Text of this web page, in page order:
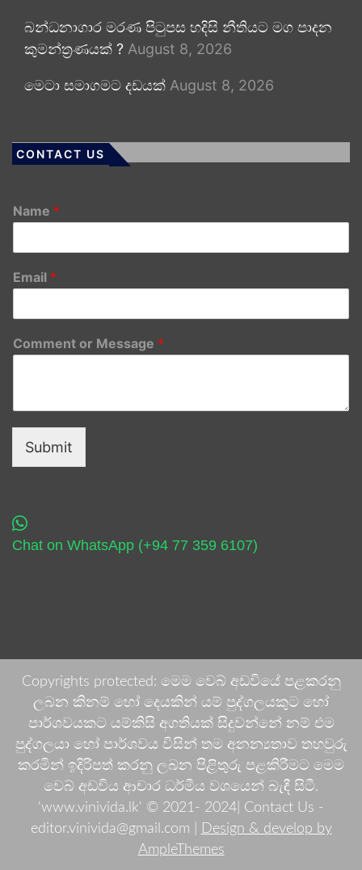
බන්ධනාගාර මරණ පිටුපස හදිසි නීතියට මග පාදන
කුමන්ත්‍රණයක් ? August 8, 2026
මෙටා සමාගමට දඩයක් August 8, 2026
CONTACT US
Name *
Email *
Comment or Message *
Submit
Chat on WhatsApp (+94 77 359 6107)
Copyrights protected: මෙම වෙබ් අඩවියේ පළකරනු
ලබන කිනම් හෝ දෙයකින් යම් පුද්ගලයකුට හෝ
පාර්ශවයකට යම්කිසි අගතියක් සිදුවන්නේ නම් එම
පුද්ගලයා හෝ පාර්ශවය විසින් තම අනන්‍යතාව තහවුරු
කරමින් ඉදිරිපත් කරනු ලබන පිළිතුරු පළකිරීමට මෙම
වෙබ් අඩවිය ආචාර ධර්මීය වශයෙන් බැඳී සිටී.
'www.vinivida.lk' © 2021- 2024| Contact Us -
editor.vinivida@gmail.com |
Design & develop by
AmpleThemes